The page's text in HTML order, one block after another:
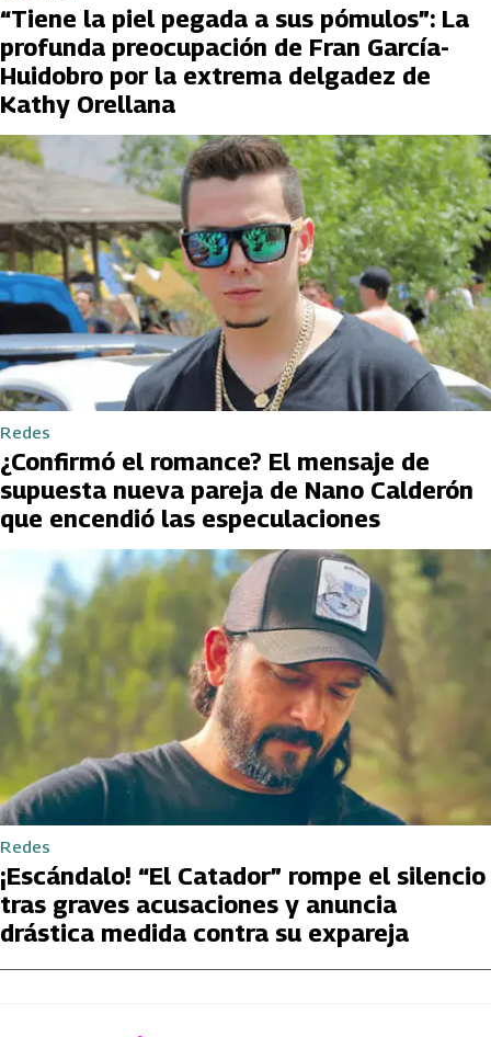
“Tiene la piel pegada a sus pómulos”: La
profunda preocupación de Fran García-
Huidobro por la extrema delgadez de
Kathy Orellana
Redes
¿Confirmó el romance? El mensaje de
supuesta nueva pareja de Nano Calderón
que encendió las especulaciones
Redes
¡Escándalo! “El Catador” rompe el silencio
tras graves acusaciones y anuncia
drástica medida contra su expareja